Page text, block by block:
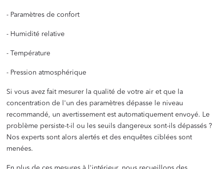
- Paramètres de confort
- Humidité relative
- Température
- Pression atmosphérique
Si vous avez fait mesurer la qualité de votre air et que la
concentration de l'un des paramètres dépasse le niveau
recommandé, un avertissement est automatiquement envoyé. Le
problème persiste-t-il ou les seuils dangereux sont-ils dépassés ?
Nos experts sont alors alertés et des enquêtes ciblées sont
menées.